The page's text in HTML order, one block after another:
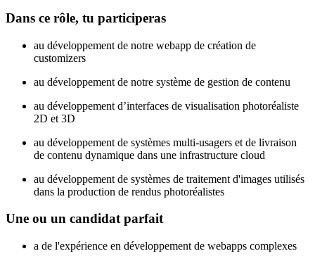
Dans ce rôle, tu participeras
au développement de notre webapp de création de
customizers
au développement de notre système de gestion de contenu
au développement d’interfaces de visualisation photoréaliste
2D et 3D
au développement de systèmes multi-usagers et de livraison
de contenu dynamique dans une infrastructure cloud
au développement de systèmes de traitement d'images utilisés
dans la production de rendus photoréalistes
Une ou un candidat parfait
a de l'expérience en développement de webapps complexes